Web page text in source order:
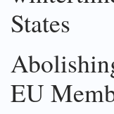
States
EU